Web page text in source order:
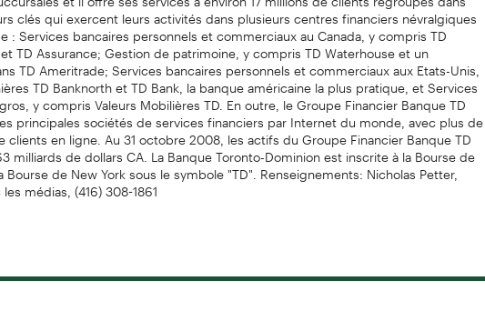
clés qui exercent leurs activités dans plusieurs centres financiers névralgiques
: Services bancaires personnels et commerciaux au Canada, y compris TD
TD Assurance; Gestion de patrimoine, y compris TD Waterhouse et un
TD Ameritrade; Services bancaires personnels et commerciaux aux Etats-Unis,
TD Banknorth et TD Bank, la banque américaine la plus pratique, et Services
y compris Valeurs Mobilières TD. En outre, le Groupe Financier Banque TD
principales sociétés de services financiers par Internet du monde, avec plus de
clients en ligne. Au 31 octobre 2008, les actifs du Groupe Financier Banque TD
milliards de dollars CA. La Banque Toronto-Dominion est inscrite à la Bourse de
Bourse de New York sous le symbole "TD". Renseignements: Nicholas Petter,
médias, (416) 308-1861